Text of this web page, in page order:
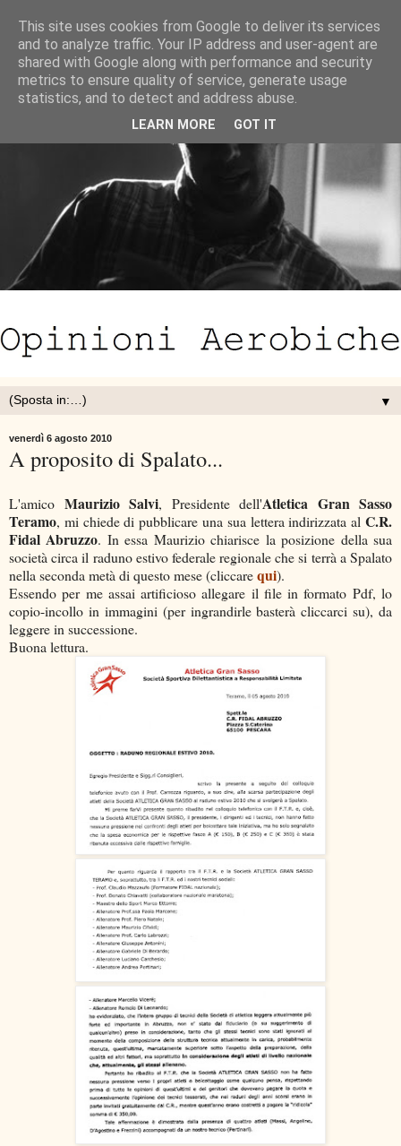
▼
venerdì 6 agosto 2010
A proposito di Spalato...
L'amico Maurizio Salvi, Presidente dell'Atletica Gran Sasso
Teramo, mi chiede di pubblicare una sua lettera indirizzata al C.R.
Fidal Abruzzo. In essa Maurizio chiarisce la posizione della sua
società circa il raduno estivo federale regionale che si terrà a Spalato
nella seconda metà di questo mese (cliccarequi).
Essendo per me assai artificioso allegare il file in formato Pdf, lo
copio-incollo in immagini (per ingrandirle basterà cliccarci su), da
leggere in successione.
Buona lettura.
This site uses cookies from Google to deliver its services
and to analyze traffic. Your IP address and user-agent are
shared with Google along with performance and security
metrics to ensure quality of service, generate usage
statistics, and to detect and address abuse.
LEARN MORE GOT IT